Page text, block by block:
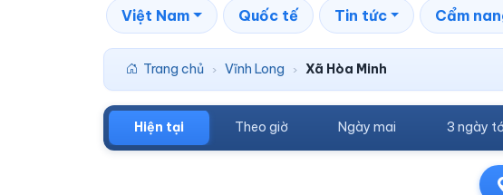
Việt Nam Quốc tế Tin tức Cẩm
Trang chủ › Vĩnh Long › Xã Hòa Minh
Hiện tại Theo giờ Ngày mai 3 ngày